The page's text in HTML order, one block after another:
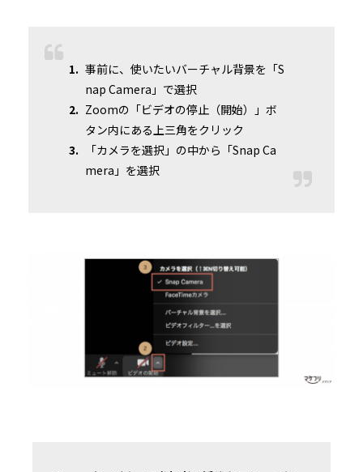
事前に、使いたいバーチャル背景を「S
nap Camera」で選択
Zoomの「ビデオの停止（開始）」ボ
タン内にある上三角をクリック
「カメラを選択」の中から「Snap Ca
mera」を選択